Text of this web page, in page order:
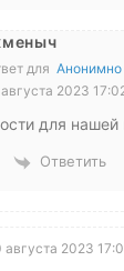
для Анонимно
2023
для
Ответить
августа 2023